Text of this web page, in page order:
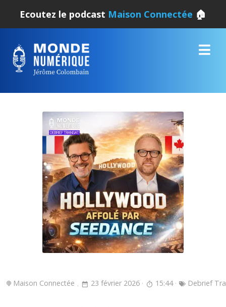
Ecoutez le podcast Maison Connectée 🏠
Maison Connectée 23 février 2026 15:44 Debrief